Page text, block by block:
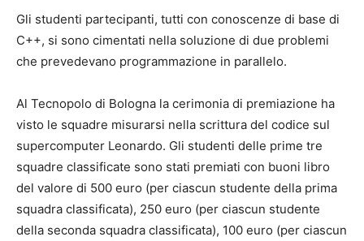
Gli studenti partecipanti, tutti con conoscenze di base di
C++, si sono cimentati nella soluzione di due problemi
che prevedevano programmazione in parallelo.
Al Tecnopolo di Bologna la cerimonia di premiazione ha
visto le squadre misurarsi nella scrittura del codice sul
supercomputer Leonardo. Gli studenti delle prime tre
squadre classificate sono stati premiati con buoni libro
del valore di 500 euro (per ciascun studente della prima
squadra classificata), 250 euro (per ciascun studente
della seconda squadra classificata), 100 euro (per ciascun